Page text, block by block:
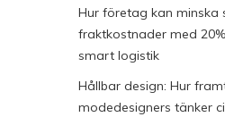
Hur företag kan minska
fraktkostnader med
smart logistik
Hållbar design: Hur
modedesigners tänker